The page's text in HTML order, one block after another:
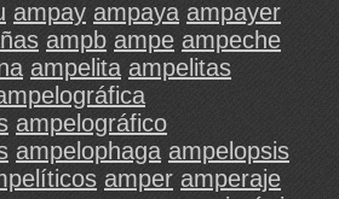
ampay ampaya ampayer
ampb ampe ampeche
ampelita ampelitas
ampelográfico
ampelophaga ampelopsis
amper amperaje